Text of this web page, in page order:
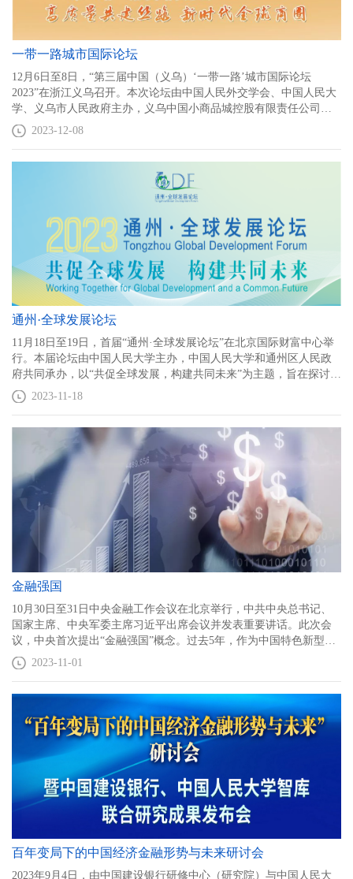
一带一路城市国际论坛
12月6日至8日，“第三届中国（义乌）‘一带一路’城市国际论坛
2023”在浙江义乌召开。本次论坛由中国人民外交学会、中国人民大
学、义乌市人民政府主办，义乌中国小商品城控股有限责任公司、
中国人民大学重阳金融研究院承办，义乌市场发展研究院协办。论
坛聚焦“高质量共建丝路，新时代全球商圈”主题，40余位海内外政商
索世界小商品之都的高质量高水平建设新路径，凝心聚力共谋义乌
2023-12-08
通州·全球发展论坛
11月18日至19日，首届“通州·全球发展论坛”在北京国际财富中心举
行。本届论坛由中国人民大学主办，中国人民大学和通州区人民政
府共同承办，以“共促全球发展，构建共同未来”为主题，旨在探讨世
界百年未有之大变局下，正处在十字路口之上的中国与世界如何解
决世纪之问、时代之题，为推动全球发展、保障全球安全、促进全
态注入强劲动力。论坛发布了《以发展为解决之道以全球为发展平
台》主题报告，提出了“通州·全球发展论坛”机制七项行动倡议。
2023-11-18
金融强国
10月30日至31日中央金融工作会议在北京举行，中共中央总书记、
国家主席、中央军委主席习近平出席会议并发表重要讲话。此次会
议，中央首次提出“金融强国”概念。过去5年，作为中国特色新型智
库，中国人民大学重阳金融研究院（人大重阳）不断深化“金融强
国”概念的研究，先后由人民出版社、中国金融出版社出版了《大金
石》、《负利率陷阱：西方金融强国之鉴》、《中国金融软实力—
金融强国新支撑》、《绿色金融：金融强国的新动能》5本“金融强
国”系列著作，受到社会各界广泛关注。
2023-11-01
百年变局下的中国经济金融形势与未来研讨会
2023年9月4日，由中国建设银行研修中心（研究院）与中国人民大